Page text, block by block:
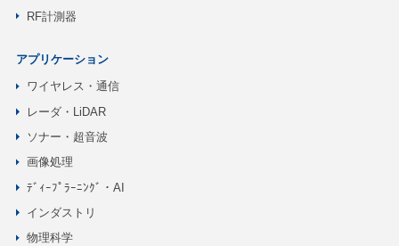
RF計測器
アプリケーション
ワイヤレス・通信
レーダ・LiDAR
ソナー・超音波
画像処理
ﾃﾞｨｰﾌﾟﾗｰﾆﾝｸﾞ・AI
インダストリ
物理科学